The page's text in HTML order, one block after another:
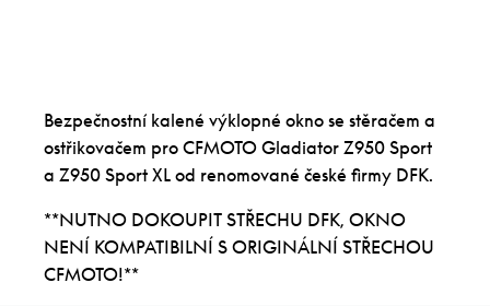
Bezpečnostní kalené výklopné okno se stěračem a
ostřikovačem pro CFMOTO Gladiator Z950 Sport
a Z950 Sport XL od renomované české firmy DFK.
**NUTNO DOKOUPIT STŘECHU DFK, OKNO
NENÍ KOMPATIBILNÍ S ORIGINÁLNÍ STŘECHOU
CFMOTO!**